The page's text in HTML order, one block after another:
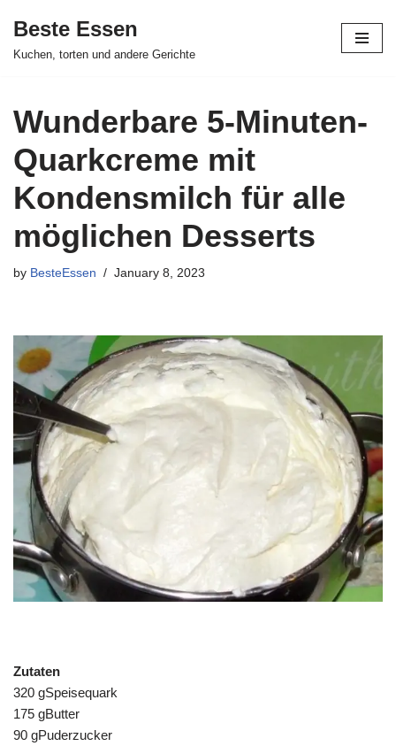
Skip
Beste Essen
Kuchen, torten und andere Gerichte
Wunderbare 5-Minuten-
Quarkcreme mit
Kondensmilch für alle
möglichen Desserts
by BesteEssen January 8, 2023
Zutaten
320 gSpeisequark
175 gButter
90 gPuderzucker